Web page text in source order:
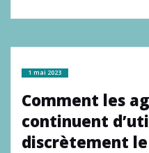
1 mai 2023
Comment les
continuent
discrètement